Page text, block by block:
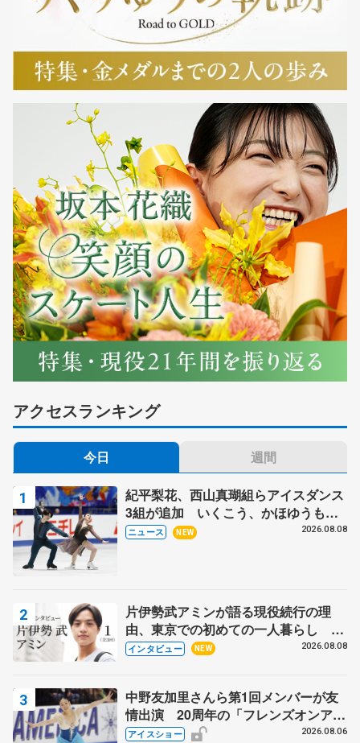
アクセスランキング
今日 週間
紀平梨花、西山真瑚組らアイスダンス
3組が追加 いくこう、かほゆうも、
木下グループ杯
ニュース NEW 2026.08.08
片伊勢武アミンが語る現役続行の理
由、東京での初めての一人暮らし 注
目スケーターの「今」に迫る
インタビュー NEW 2026.08.08
中野友加里さんら第1回メンバーが友
情出演 20周年の「フレンズオンアイ
ス」 宮本賢二さん、有川梨絵さん、
アイスショー 2026.08.06